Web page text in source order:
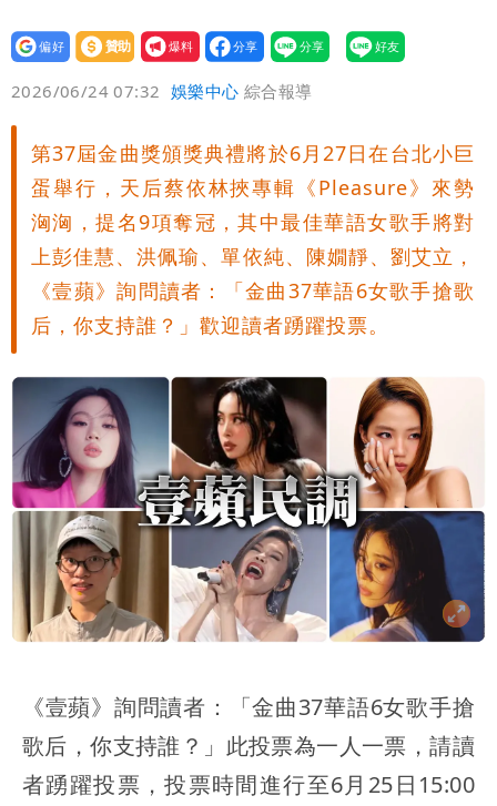
航次停航
姜厚任不信嫩女友「辣手摧花」 創演藝
工會最遺憾1事
白海豚勾到「台灣陸地」了！雙眼牆旋
繞 路徑擺盪
特斯拉衝夜市…猛撞12車！民眾嚇「賓士
救好幾條人命」
他揭日本捐AZ疫苗秘辛「專為台生
產」：終還陳時中清白
白海豚「大轉彎」機率非常小！明強度有
變化
1元商品開搶！超市、量販週末優惠 父
親節吃牛排、海鮮
設為
贊助
我要
爆料
2026/06/24 07:32 娛樂中心 綜合報導
第37屆金曲獎頒獎典禮將於6月27日在台北小巨
蛋舉行，天后蔡依林挾專輯《Pleasure》來勢
洶洶，提名9項奪冠，其中最佳華語女歌手將對
上彭佳慧、洪佩瑜、單依純、陳嫺靜、劉艾立，
《壹蘋》詢問讀者：「金曲37華語6女歌手搶歌
后，你支持誰？」歡迎讀者踴躍投票。
《壹蘋》詢問讀者：「金曲37華語6女歌手搶
歌后，你支持誰？」此投票為一人一票，請讀
者踴躍投票，投票時間進行至6月25日15:00